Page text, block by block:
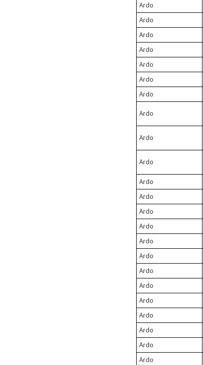
Ardo
Ardo
Ardo
Ardo
Ardo
Ardo
Ardo
Ardo
Ardo
Ardo
Ardo
Ardo
Ardo
Ardo
Ardo
Ardo
Ardo
Ardo
Ardo
Ardo
Ardo
Ardo
Ardo